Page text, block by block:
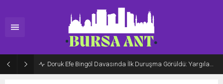
Doruk Efe Bingöl Davasında İlk Duruşma Görüldü: Yargılama 20 Ekim 2026’ya Ertelendi